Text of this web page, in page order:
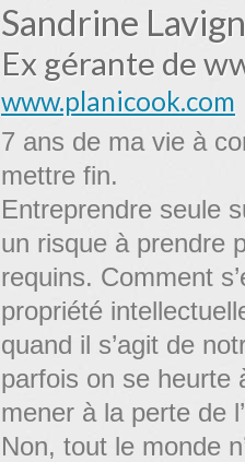
Sandrine
Ex gérante de
www.planicook.com
7 ans de ma vie à
mettre fin.
Entreprendre seule
un risque à prendre
requins. Comment
propriété
quand il s’agit de
parfois on se heurte
mener à la perte de
Non, tout le monde